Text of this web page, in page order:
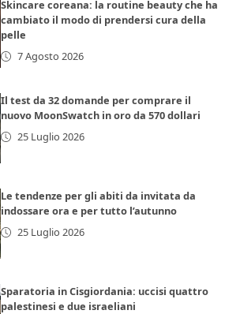
Skincare coreana: la routine beauty che ha
cambiato il modo di prendersi cura della
pelle
7 Agosto 2026
Il test da 32 domande per comprare il
nuovo MoonSwatch in oro da 570 dollari
25 Luglio 2026
Le tendenze per gli abiti da invitata da
indossare ora e per tutto l’autunno
25 Luglio 2026
Sparatoria in Cisgiordania: uccisi quattro
palestinesi e due israeliani